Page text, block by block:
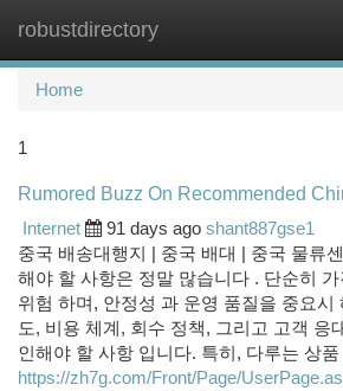
robustdirectory
Home
1
Rumored Buzz On Recommended
Internet
91 days ago shant887gse1
중국 배송대행지 | 중국 배대 | 중국 물류
해야 할 사항은 정말 많습니다 . 단순히
위험 하며, 안정성 과 운영 품질을 중요시
도, 비용 체계, 회수 정책, 그리고 고객 응
인해야 할 사항 입니다. 특히, 다루는 상품
https://zh7g.com/Front/Page/